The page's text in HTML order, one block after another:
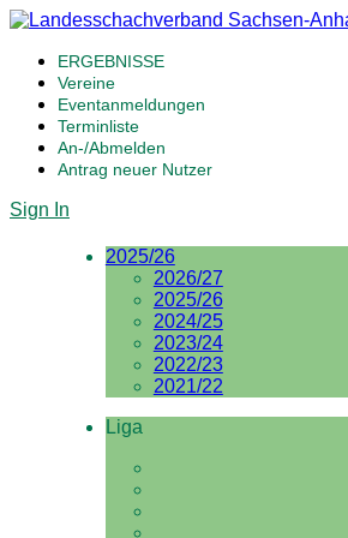
ERGEBNISSE
Vereine
Eventanmeldungen
Terminliste
An-/Abmelden
Antrag neuer Nutzer
Sign In
2025/26
2026/27
2025/26
2024/25
2023/24
2022/23
2021/22
Liga